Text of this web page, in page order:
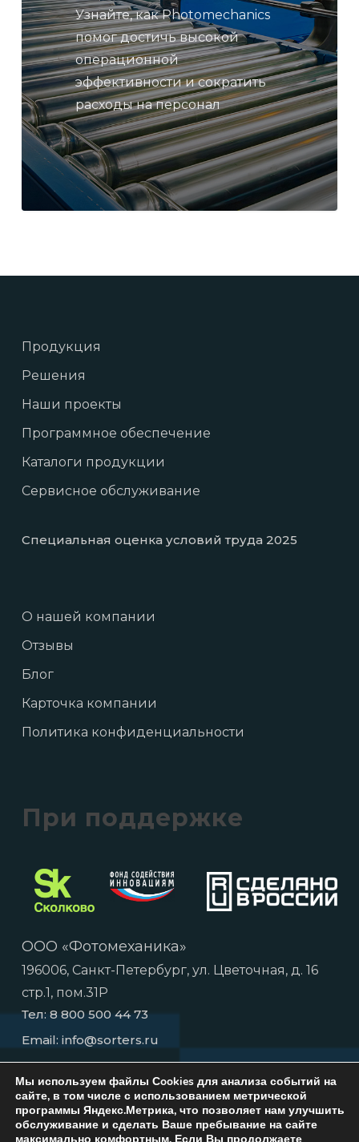
Узнайте, как Photomechanics
помог достичь высокой
операционной
эффективности и сократить
расходы на персонал
Продукция
Решения
Наши проекты
Программное обеспечение
Каталоги продукции
Сервисное обслуживание
Специальная оценка условий труда 2025
О нашей компании
Отзывы
Блог
Карточка компании
Политика конфиденциальности
При поддержке
ООО «Фотомеханика»
196006, Санкт-Петербург, ул. Цветочная, д. 16
стр.1, пом.31Р
Тел: 8 800 500 44 73
Email: info@sorters.ru
Мы используем файлы Сookies для анализа событий на
сайте, в том числе с использованием метрической
программы Яндекс.Метрика, что позволяет нам улучшить
обслуживание и сделать Ваше пребывание на сайте